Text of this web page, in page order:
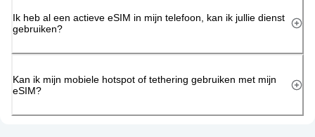
Ik heb al een actieve eSIM in mijn telefoon, kan ik jullie dienst
gebruiken?
Kan ik mijn mobiele hotspot of tethering gebruiken met mijn
eSIM?